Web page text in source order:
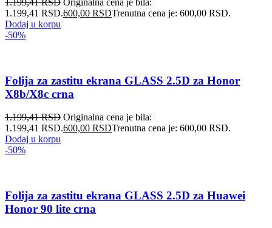
1.199,41RSD Originalna cena je bila:
1.199,41 RSD.600,00 RSDTrenutna cena je: 600,00 RSD.
Dodaj u korpu
-50%
Folija za zastitu ekrana GLASS 2.5D za Honor
X8b/X8c crna
1.199,41RSD Originalna cena je bila:
1.199,41 RSD.600,00 RSDTrenutna cena je: 600,00 RSD.
Dodaj u korpu
-50%
Folija za zastitu ekrana GLASS 2.5D za Huawei
Honor 90 lite crna